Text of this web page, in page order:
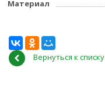
Материал
Вернуться к списку